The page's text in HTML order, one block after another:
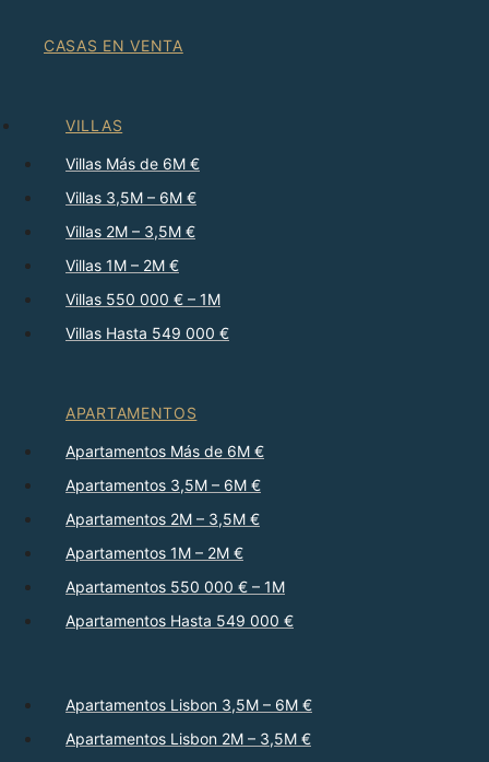
CASAS EN VENTA
VILLAS
Villas Más de 6M €
Villas 3,5M – 6M €
Villas 2M – 3,5M €
Villas 1M – 2M €
Villas 550 000 € – 1M
Villas Hasta 549 000 €
APARTAMENTOS
Apartamentos Más de 6M €
Apartamentos 3,5M – 6M €
Apartamentos 2M – 3,5M €
Apartamentos 1M – 2M €
Apartamentos 550 000 € – 1M
Apartamentos Hasta 549 000 €
Apartamentos Lisbon 3,5M – 6M €
Apartamentos Lisbon 2M – 3,5M €